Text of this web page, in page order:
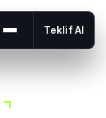
Menüyü aç veya
Teklif Al